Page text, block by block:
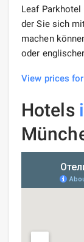
Leaf
der Sie sich
machen
oder
View prices
Hotels